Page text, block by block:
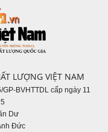
LƯỢNG VIỆT NAM
BVHTTDL cấp ngày 11
Dư
Đức